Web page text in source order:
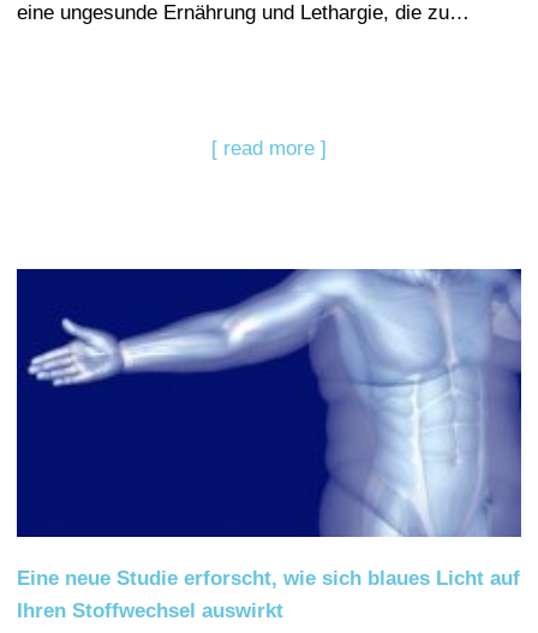
eine ungesunde Ernährung und Lethargie, die zu…
[ read more ]
Eine neue Studie erforscht, wie sich blaues Licht auf
Ihren Stoffwechsel auswirkt